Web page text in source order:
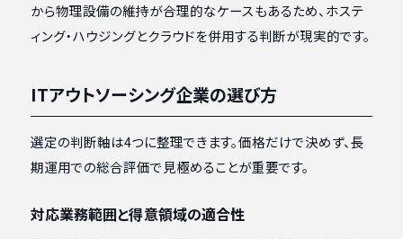
から物理設備の維持が合理的なケースもあるため、ホステ
ィング・ハウジングとクラウドを併用する判断が現実的です。
ITアウトソーシング企業の選び方
選定の判断軸は4つに整理できます。価格だけで決めず、長
期運用での総合評価で見極めることが重要です。
対応業務範囲と得意領域の適合性